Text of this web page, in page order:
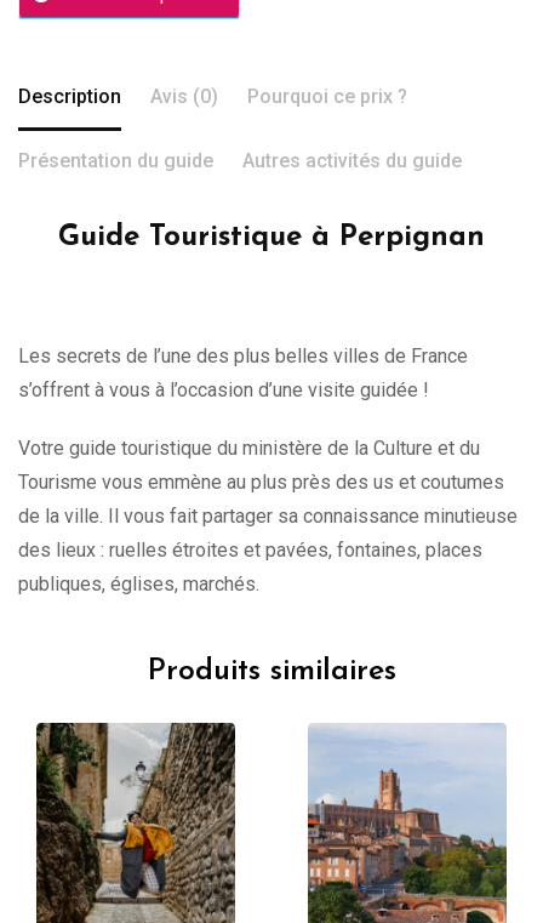
Description Avis (0) Pourquoi ce prix ?
Présentation du guide Autres activités du guide
Guide Touristique à Perpignan
Les secrets de l’une des plus belles villes de France
s’offrent à vous à l’occasion d’une visite guidée !
Votre guide touristique du ministère de la Culture et du
Tourisme vous emmène au plus près des us et coutumes
de la ville. Il vous fait partager sa connaissance minutieuse
des lieux : ruelles étroites et pavées, fontaines, places
publiques, églises, marchés.
Produits similaires